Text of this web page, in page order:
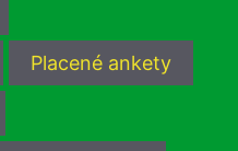
Placené ankety